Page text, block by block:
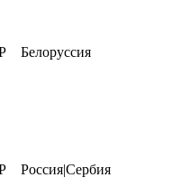
Белоруссия
Россия|Сербия